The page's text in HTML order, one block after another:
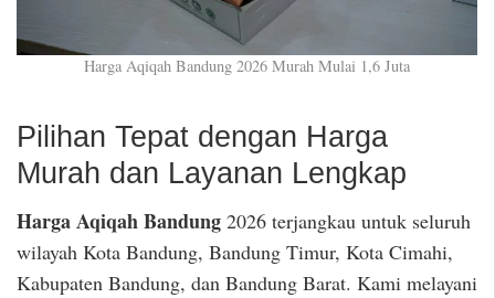
Harga Aqiqah Bandung 2026 Murah Mulai 1,6 Juta
Pilihan Tepat dengan Harga
Murah dan Layanan Lengkap
Harga Aqiqah Bandung 2026 terjangkau untuk seluruh
wilayah Kota Bandung, Bandung Timur, Kota Cimahi,
Kabupaten Bandung, dan Bandung Barat. Kami melayani